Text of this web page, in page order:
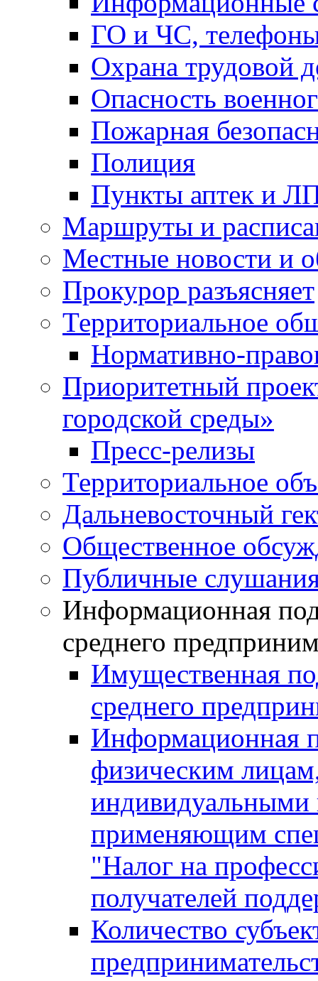
ГО и ЧС,
Охрана трудовой
Опасность
Пожарная
Полиция
Пункты аптек и
Маршруты и
Местные новости и
Прокурор разъясняет
Территориальное
Нормативно-
Приоритетный
городской среды»
Пресс-релизы
Территориальное
Дальневосточный
Общественное
Публичные
Информационная
среднего
Имущественная
среднего
Информационная
физическим
индивидуальными
применяющим
"Налог на
получателей
Количество